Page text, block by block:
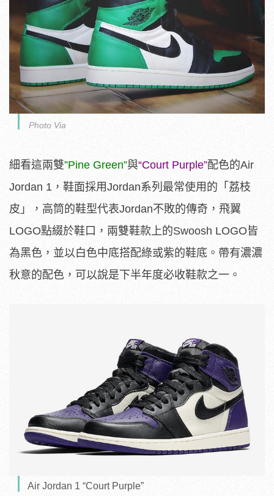
Photo Via
細看這兩雙”Pine Green”與“Court Purple”配色的Air
Jordan 1，鞋面採用Jordan系列最常使用的「荔枝
皮」，高筒的鞋型代表Jordan不敗的傳奇，飛翼
LOGO點綴於鞋口，兩雙鞋款上的Swoosh LOGO皆
為黑色，並以白色中底搭配綠或紫的鞋底。帶有濃濃
秋意的配色，可以說是下半年度必收鞋款之一。
Air Jordan 1 “Court Purple”